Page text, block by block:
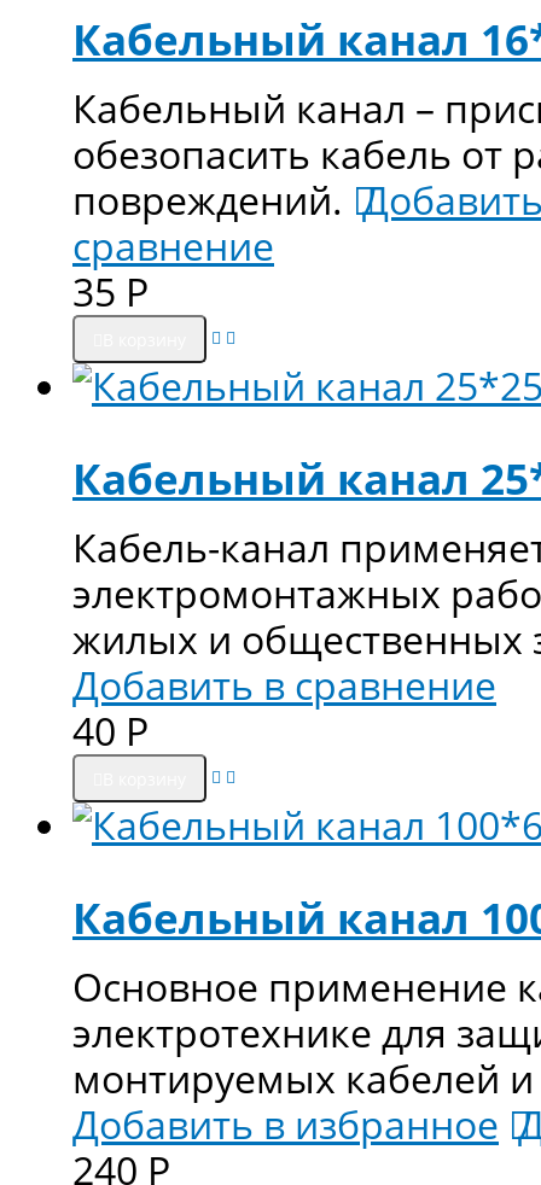
Кабельный канал
Кабельный канал –
обезопасить кабель от
повреждений.
сравнение
35 Р
Кабельный канал
Кабель-канал
электромонтажных
жилых и общественных
Добавить в сравнение
40 Р
Кабельный канал
Основное применение
электротехнике для
монтируемых кабелей
Добавить в избранное
240 Р